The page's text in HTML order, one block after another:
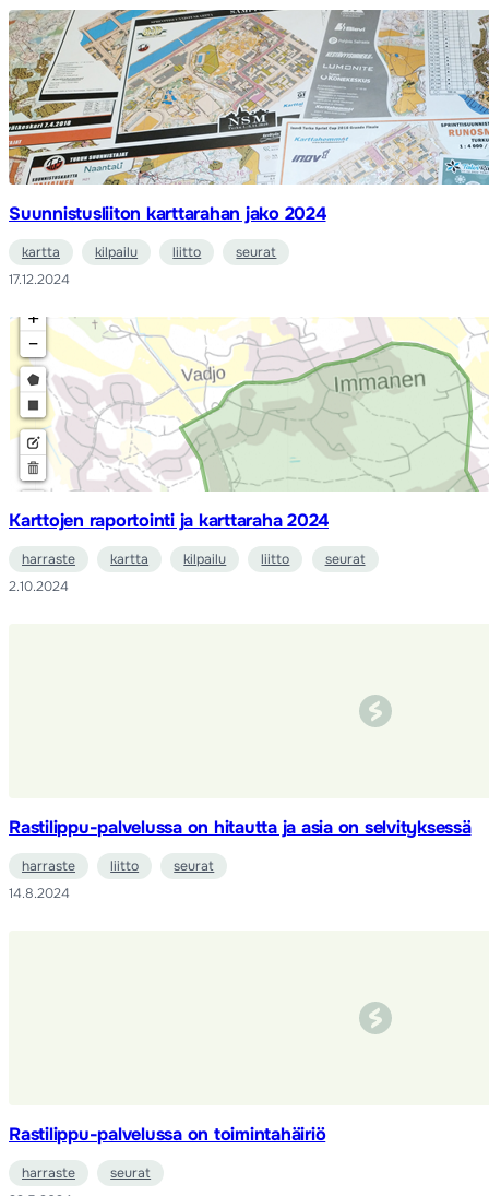
Suunnistusliiton karttarahan jako 2024
kartta kilpailu liitto
seurat
17.12.2024
Karttojen raportointi ja karttaraha 2024
harraste kartta kilpailu liitto
seurat
2.10.2024
Rastilippu-palvelussa on hitautta ja asia on selvityksessä
harraste liitto
seurat
14.8.2024
Rastilippu-palvelussa on toimintahäiriö
harraste
seurat